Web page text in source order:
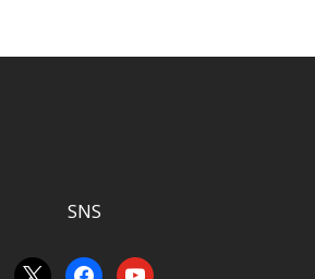
SNS
x facebook
youtube